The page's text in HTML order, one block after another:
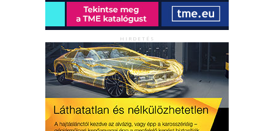
HIRDETÉS